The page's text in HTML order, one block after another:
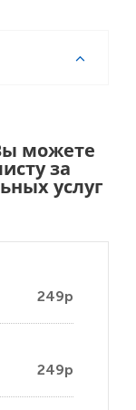
можете
за
услуг
249р
249р